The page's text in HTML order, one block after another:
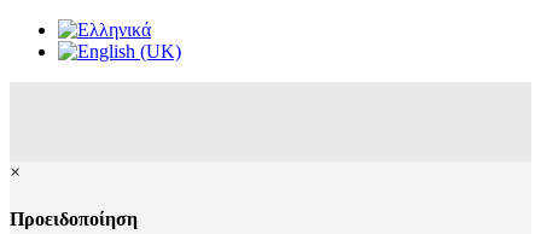
×
Προειδοποίηση